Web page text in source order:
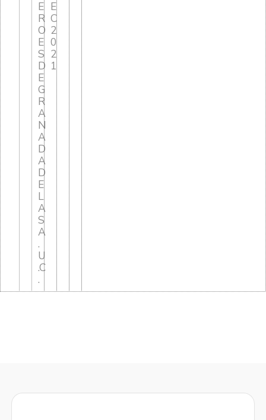
E
R
O
E
S
D
E
G
R
A
N
A
D
A
D
E
L
A
S
A
.
U
.C
.
E
C
2
0
2
1